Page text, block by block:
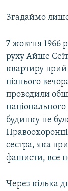
Згадаймо лише
7 жовтня 1966
руху Айше
квартиру
пізнього
проводили
будинку не
сестра, яка
фашисти, все
Через кілька